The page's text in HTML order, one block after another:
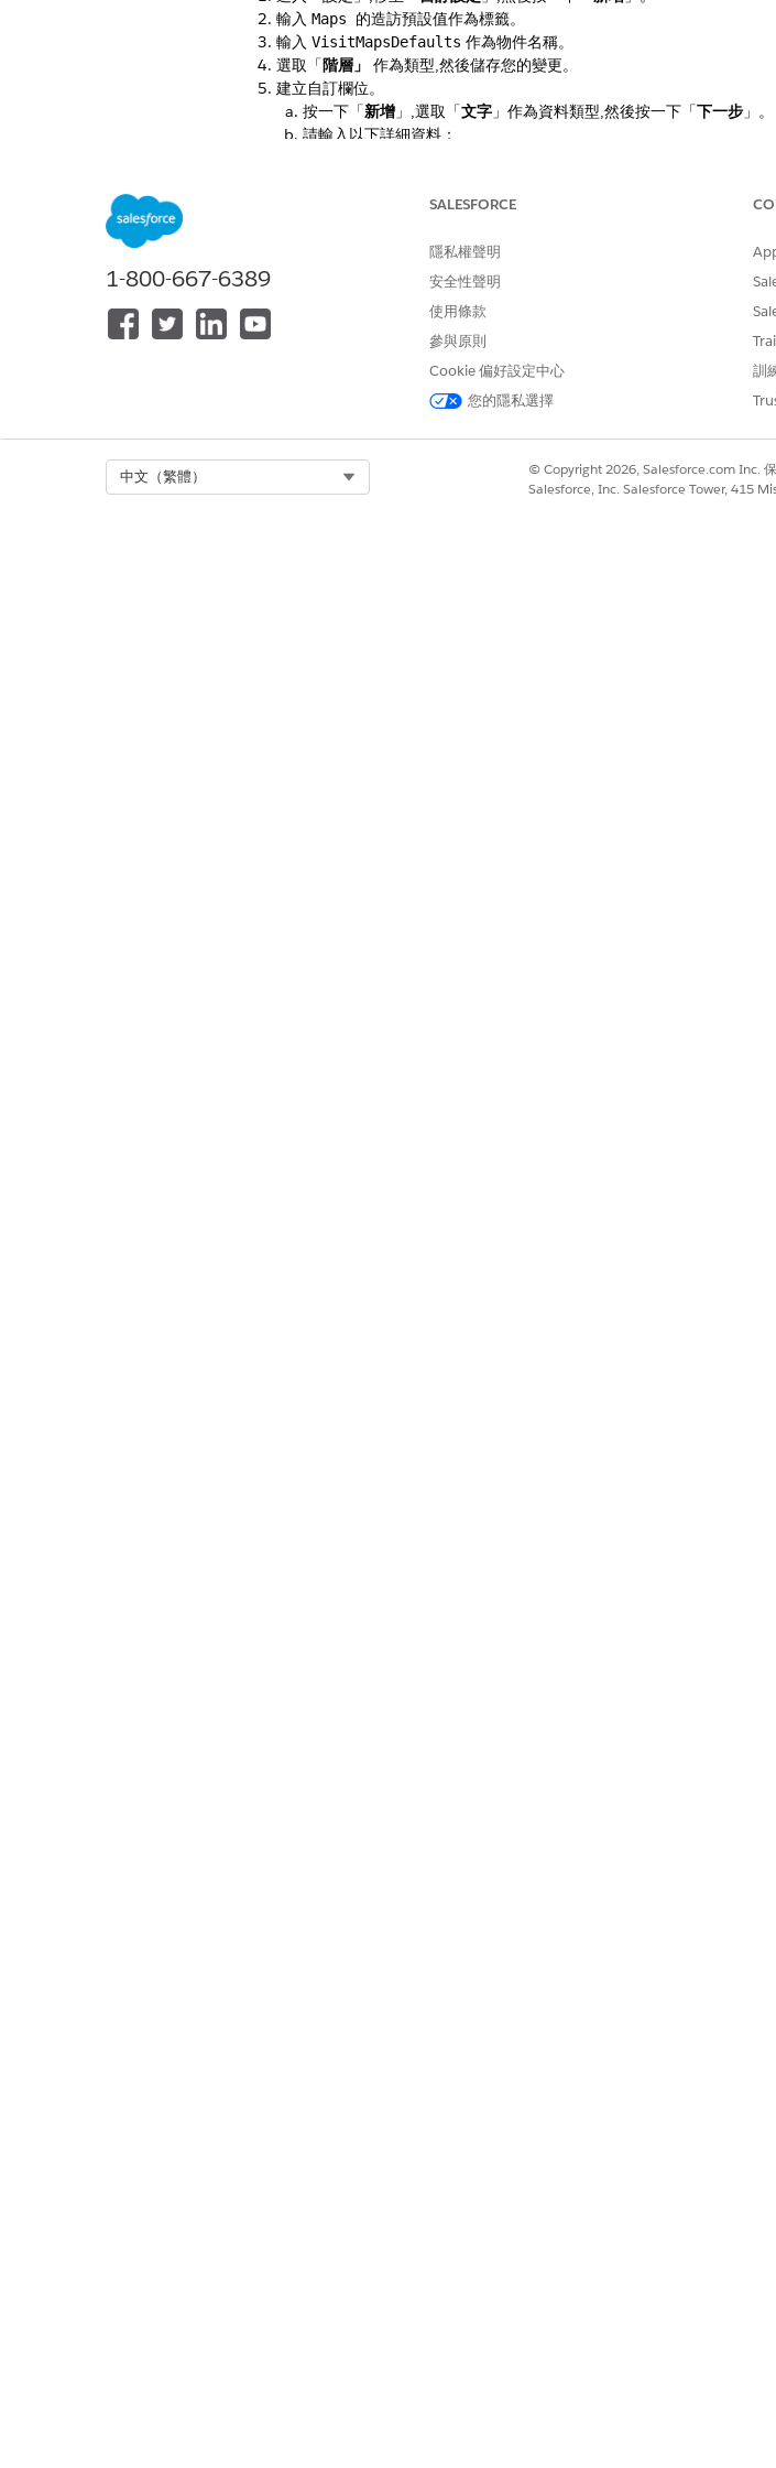
輸入 Maps 的造訪預設值作為標籤。
輸入 VisitMapsDefaults 作為物件名稱。
選取「階層」
作為類型,然後儲存您的變更。
建立自訂欄位。
按一下「新增」,選取「文字」作為資料類型,然後按一下「下一步」。
請輸入以下詳細資料：
長度
預設位置識別碼
預設記錄類型識別碼
預設造訪範本識別碼 18
Id__c
1-800-667-6389
SALESFORCE
隱私權聲明
安全性聲明
使用條款
參與原則
Cookie 偏好設定中心
您的隱私選擇
訓
中文（繁體）
© Copyright 2026, Salesforce.com Inc.
Salesforce, Inc. Salesforce Tower, 415